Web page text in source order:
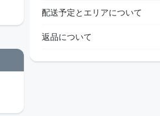
配送予定とエリアについて
返品について